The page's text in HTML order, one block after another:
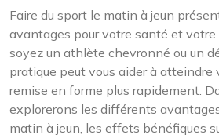
Faire du sport le matin à jeun
avantages pour votre santé et votre
soyez un athlète chevronné ou un
pratique peut vous aider à atteindre
remise en forme plus rapidement.
explorerons les différents
matin à jeun, les effets bénéfiques